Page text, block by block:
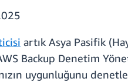
artık Asya Pasifik
Backup Denetim
uygunluğunu